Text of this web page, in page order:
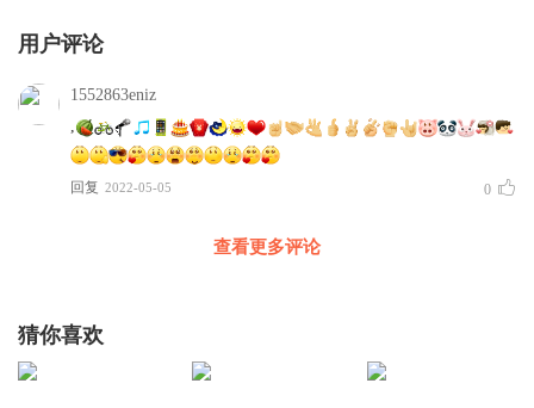
用户评论
1552863eniz
回复 2022-05-05 0
查看更多评论
猜你喜欢